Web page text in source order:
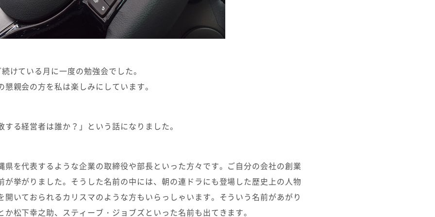
けている月に一度の勉強会でした。
親会の方を私は楽しみにしています。
る経営者は誰か？」という話になりました。
県を代表するような企業の取締役や部長といった方々です。ご自分の会社の創業
が挙がりました。そうした名前の中には、朝の連ドラにも登場した歴史上の人物
開いておられるカリスマのような方もいらっしゃいます。そういう名前があがり
松下幸之助、スティーブ・ジョブズといった名前も出てきます。